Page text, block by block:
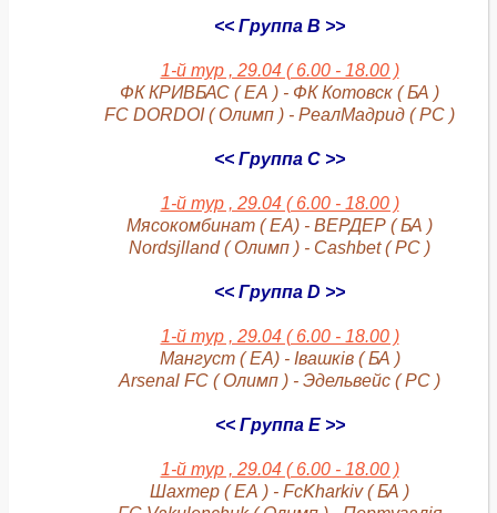
<< Группа B >>
1-й тур , 29.04 ( 6.00 - 18.00 )
ФК КРИВБАС ( ЕА ) - ФК Котовск ( БА )
FC DORDOI ( Олимп ) - РеалМадрид ( РС )
<< Группа C >>
1-й тур , 29.04 ( 6.00 - 18.00 )
Мясокомбинат ( ЕА) - ВЕРДЕР ( БА )
Nordsjlland ( Олимп ) - Cashbet ( РС )
<< Группа D >>
1-й тур , 29.04 ( 6.00 - 18.00 )
Мангуст ( ЕА) - Івашків ( БА )
Arsenal FC ( Олимп ) - Эдельвейс ( РС )
<< Группа E >>
1-й тур , 29.04 ( 6.00 - 18.00 )
Шахтер ( ЕА ) - FcKharkiv ( БА )